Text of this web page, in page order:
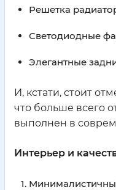
Решетка
Светодиодные
Элегантные
И, кстати, стоит
что больше всего
выполнен в
Интерьер и